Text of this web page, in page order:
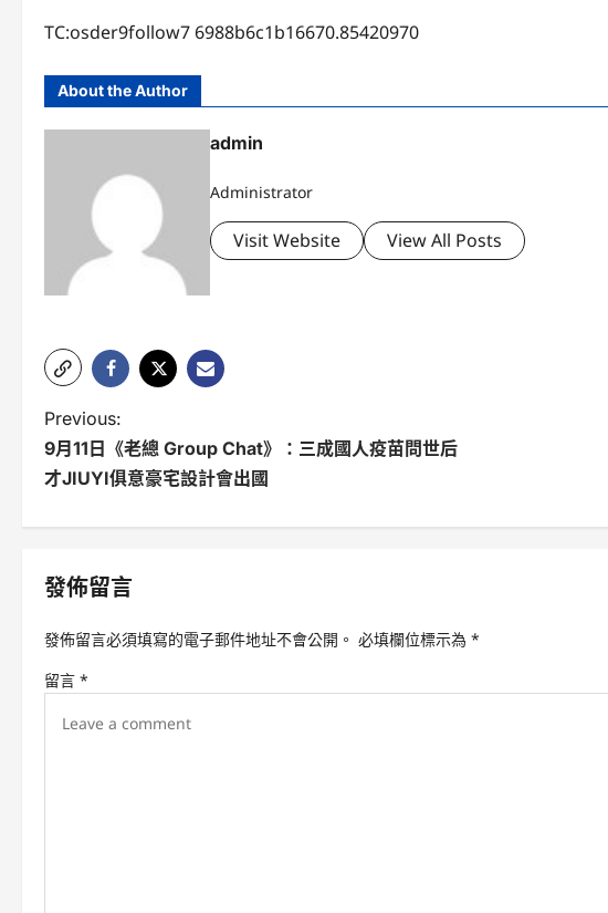
TC:osder9follow7 6988b6c1b16670.85420970
About the Author
admin
Administrator
Visit Website View All Posts
P
o
n
i
Previous:
9月11日《老總 Group Chat》：三成國人疫苗問世后
才JIUYI俱意豪宅設計會出國
發佈留言
發佈留言必須填寫的電子郵件地址不會公開。 必填欄位標示為 *
留言 *